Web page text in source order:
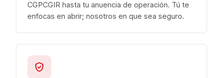
CGPCGIR hasta tu anuencia de operación. Tú te
enfocas en abrir; nosotros en que sea seguro.